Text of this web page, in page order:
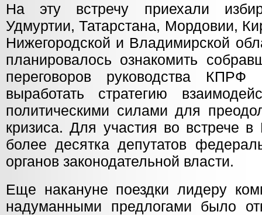
На эту встречу приехали
Удмуртии, Татарстана, Мордовии,
Нижегородской и Владимирской
планировалось ознакомить
переговоров руководства
выработать стратегию
политическими силами для
кризиса. Для участия во встрече
более десятка депутатов
органов законодательной власти.
Еще накануне поездки лидеру
надуманными предлогами было